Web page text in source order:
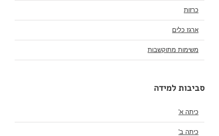
כרזות
ארגז כלים
משימות מתוקשבות
סביבות למידה
כיתה א'
כיתה ב'